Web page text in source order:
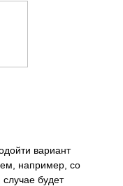
вариант
например, со
будет